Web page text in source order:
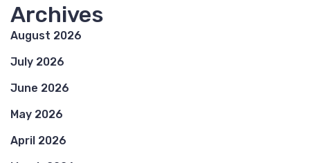
Archives
August 2026
July 2026
June 2026
May 2026
April 2026